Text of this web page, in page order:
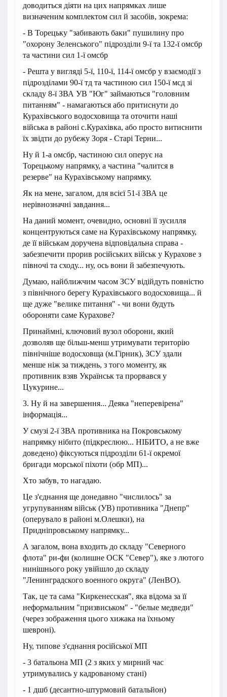
доводиться діяти на цих напрямках лише
визначеним комплектом сил й засобів, зокрема:
- В Торецьку "забивають баки" пушилину про
"охорону Зеленського" підрозділи 9-ї та 132-ї омсбр
та частини сил 1-ї омсбр
- Решта у вигляді 5-ї, 110-ї, 114-ї омсбр у взаємодії з
підрозділами 90-ї тд та частиною сил 150-ї мсд зі
складу 8-ї ЗВА УВ "Юг" займаються "головним
питанням" - намагаються або притиснути до
Курахівського водосховища та оточити наші
війська в районі с.Курахівка, або просто витиснити
їх звідти до рубежу Зоря - Старі Терни...
Ну й 1-а омсбр, частиною сил оперує на
Торецькому напрямку, а частина "чалится в
резерве" на Курахівському напрямку.
Як на мене, загалом, для всієї 51-ї ЗВА це
нерівнозначні завдання...
На даний момент, очевидно, основні її зусилля
концентруються саме на Курахівському напрямку,
де її військам доручена відповідальна справа -
забезпечити прорив російських військ у Курахове з
півночі та сходу... ну, ось вони й забезпечують.
Думаю, найближчим часом ЗСУ відійдуть повністю
з північного берегу Курахівського водосховища... й
ще дуже "велике питання" - чи вони будуть
обороняти саме Курахове?
Принаймні, ключовий вузол оборони, який
дозволяв ще більш-менш утримувати територію
північніше водосховща (м.Гірник), ЗСУ здали
менше ніж за тиждень, з того моменту, як
противник взяв Українськ та прорвався у
Цукурине...
3. Ну й на завершення... Деяка "неперевірена"
інформація...
У смузі 2-ї ЗВА противника на Покровському
напрямку нібито (підкреслюю... НІБИТО, а не вже
доведено) фіксуються підрозділи 61-ї окремої
бригади морської піхоти (обр МП)...
Хто забув, то нагадаю.
Це з'єднання ще донедавно "числилось" за
угрупуванням військ (УВ) противника "Днепр"
(оперувало в районі м.Олешки), на
Придніпровському напрямку...
А загалом, вона входить до складу "Северного
флота" ри-фи (колишне ОСК "Север"), яке з лютого
нинішнього року увійшло до складу
"Ленинградского военного округа" (ЛенВО).
Так, це та сама "Киркенесская", яка відома за її
неформальним "призвиськом" - "белые медведи"
(через зображення цього хижака на їхньому
шевроні).
Ну, типове з'єднання російської МП
- 3 батальона МП (2 з яких у мирний час
утримувались у кадрованому стані)
- 1 дшб (десантно-штурмовий батальйон)